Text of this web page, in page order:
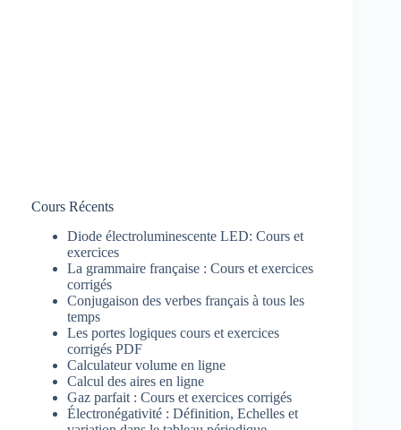
Cours Récents
Diode électroluminescente LED: Cours et
exercices
La grammaire française : Cours et exercices
corrigés
Conjugaison des verbes français à tous les
temps
Les portes logiques cours et exercices
corrigés PDF
Calculateur volume en ligne
Calcul des aires en ligne
Gaz parfait : Cours et exercices corrigés
Électronégativité : Définition, Echelles et